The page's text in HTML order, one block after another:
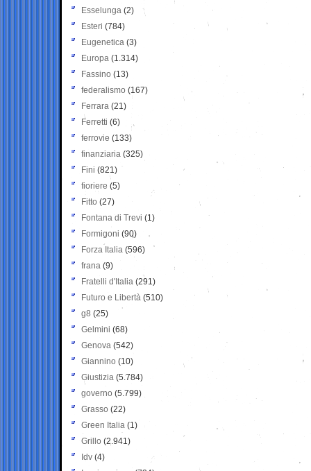
Esselunga (2)
Esteri (784)
Eugenetica (3)
Europa (1.314)
Fassino (13)
federalismo (167)
Ferrara (21)
Ferretti (6)
ferrovie (133)
finanziaria (325)
Fini (821)
fioriere (5)
Fitto (27)
Fontana di Trevi (1)
Formigoni (90)
Forza Italia (596)
frana (9)
Fratelli d'Italia (291)
Futuro e Libertà (510)
g8 (25)
Gelmini (68)
Genova (542)
Giannino (10)
Giustizia (5.784)
governo (5.799)
Grasso (22)
Green Italia (1)
Grillo (2.941)
Idv (4)